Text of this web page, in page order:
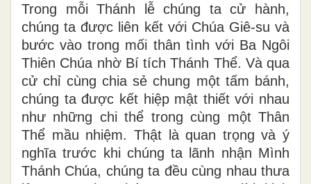
Trong mỗi Thánh lễ chúng ta cử hành,
chúng ta được liên kết với Chúa Giê-su và
bước vào trong mối thân tình với Ba Ngôi
Thiên Chúa nhờ Bí tích Thánh Thể. Và qua
cử chỉ cùng chia sẻ chung một tấm bánh,
chúng ta được kết hiệp mật thiết với nhau
như những chi thể trong cùng một Thân
Thể mầu nhiệm. Thật là quan trọng và ý
nghĩa trước khi chúng ta lãnh nhận Mình
Thánh Chúa, chúng ta đều cùng nhau thưa